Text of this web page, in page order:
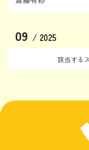
09 / 2025
該当する